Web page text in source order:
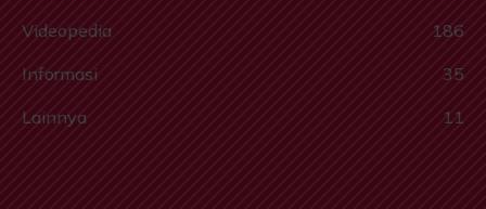
Videopedia
186
Informasi
35
Lainnya
11